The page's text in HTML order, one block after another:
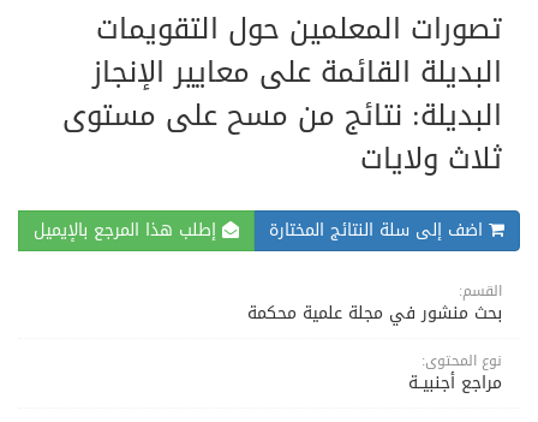
تصورات المعلمين حول التقويمات
البديلة القائمة على معايير الإنجاز
البديلة: نتائج من مسح على مستوى
ثلاث ولايات
اضف إلى سلة النتائج المختارة إطلب هذا المرجع بالإيميل
القسم:
بحث منشور في مجلة علمية محكمة
نوع المحتوى:
مراجع أجنبيــة